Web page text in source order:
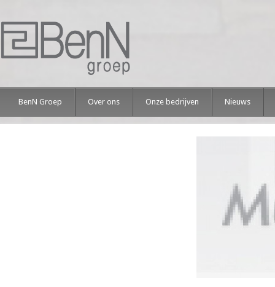
BenN Groep Over ons Onze bedrijven Nieuws